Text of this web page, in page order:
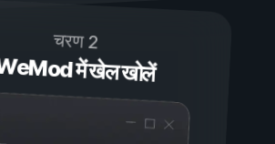
चरण 2
में खेल खोलें